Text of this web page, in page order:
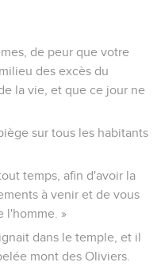
de peur que votre
des excès du
la vie, et que ce jour ne
sur tous les habitants
temps, afin d'avoir la
à venir et de vous
l'homme. »
dans le temple, et il
mont des Oliviers.